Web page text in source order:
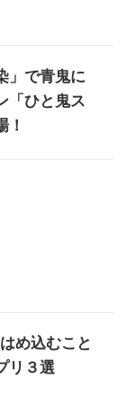
」で青鬼に
「ひと鬼ス
！
め込むこと
リ３選